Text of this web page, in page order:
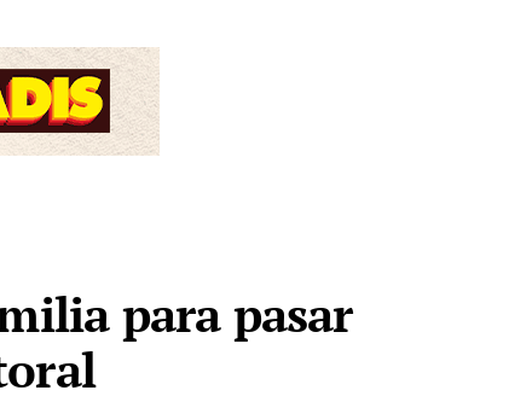
para pasar